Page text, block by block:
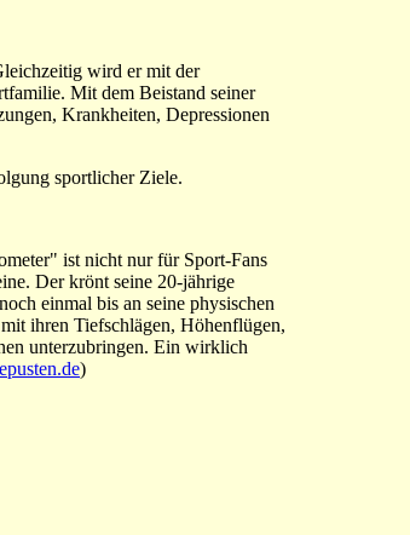
wird er mit der
Mit dem Beistand seiner
Krankheiten, Depressionen
sportlicher Ziele.
ist nicht nur für Sport-Fans
Der krönt seine 20-jährige
einmal bis an seine physischen
ihren Tiefschlägen, Höhenflügen,
unterzubringen. Ein wirklich
)